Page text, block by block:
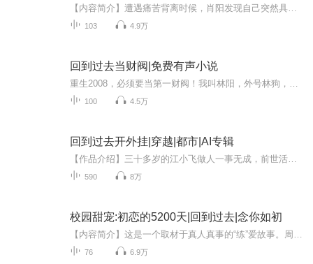
103 4.9万
回到过去当财阀|免费有声小说
100 4.5万
回到过去开外挂|穿越|都市|AI专辑
590 8万
校园甜宠:初恋的5200天|回到过去|念你如初
76 6.9万